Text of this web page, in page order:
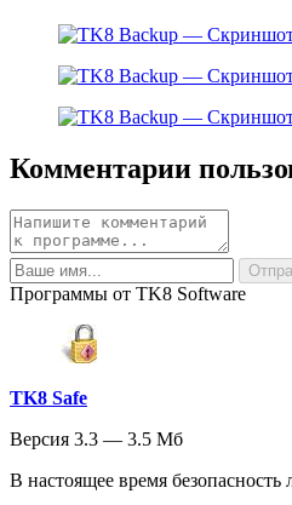
Комментарии
Программы от TK8 Software
TK8 Safe
Версия 3.3 — 3.5 Мб
В настоящее время